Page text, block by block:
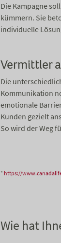
Die Kampagne
kümmern. Sie
individuelle
Vermittler
Die
Kommunikation
emotionale
Kunden gezielt
So wird der Weg
* https://
Wie hat